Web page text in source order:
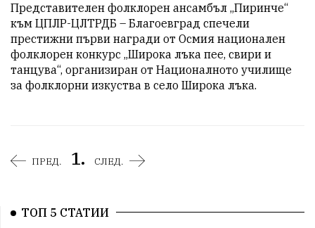
Представителен фолклорен ансамбъл „Пиринче“
към ЦПЛР-ЦЛТРДБ – Благоевград спечели
престижни първи награди от Осмия национален
фолклорен конкурс „Широка лъка пее, свири и
танцува“, организиран от Националното училище
за фолклорни изкуства в село Широка лъка.
ПРЕД. 1. СЛЕД.
ТОП 5 СТАТИИ